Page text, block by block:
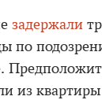
задержали
по
из